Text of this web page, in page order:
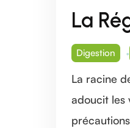
La
Digestion
La racine
adoucit les